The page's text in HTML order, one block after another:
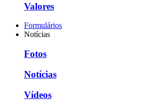
Valores
Formulários
Notícias
Fotos
Notícias
Vídeos